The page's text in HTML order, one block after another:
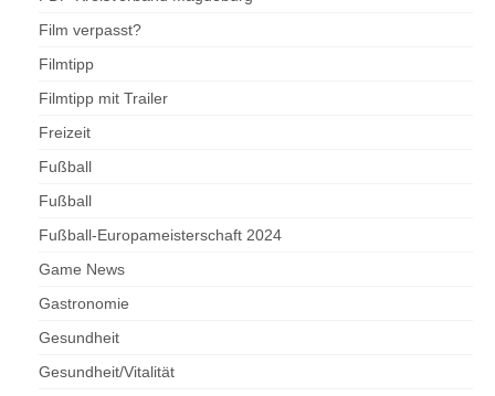
Film verpasst?
Filmtipp
Filmtipp mit Trailer
Freizeit
Fußball
Fußball
Fußball-Europameisterschaft 2024
Game News
Gastronomie
Gesundheit
Gesundheit/Vitalität